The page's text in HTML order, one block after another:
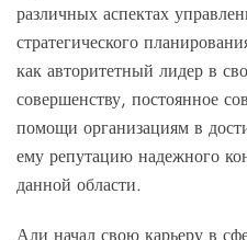
различных аспектах
стратегического
как авторитетный лидер в
совершенству, постоянное
помощи организациям в
ему репутацию надежного
данной области.